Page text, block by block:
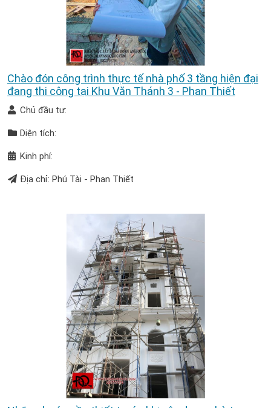
Chào đón công trình thực tế nhà phố 3 tầng hiện đại
đang thi công tại Khu Văn Thánh 3 - Phan Thiết
Chủ đầu tư:
Diện tích:
Kinh phí:
Địa chỉ: Phú Tài - Phan Thiết